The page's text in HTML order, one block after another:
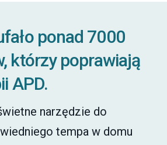
ponad 7000
którzy poprawiają
APD.
narzędzie do
tempa w domu